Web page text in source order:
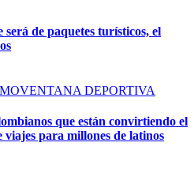
de paquetes turísticos, el
VENTANA DEPORTIVA
que están convirtiendo el
para millones de latinos